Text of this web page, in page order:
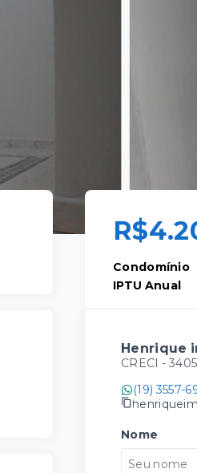
Condomínio
IPTU Anual
Henrique
CRECI -
(19) 3557-
Nome